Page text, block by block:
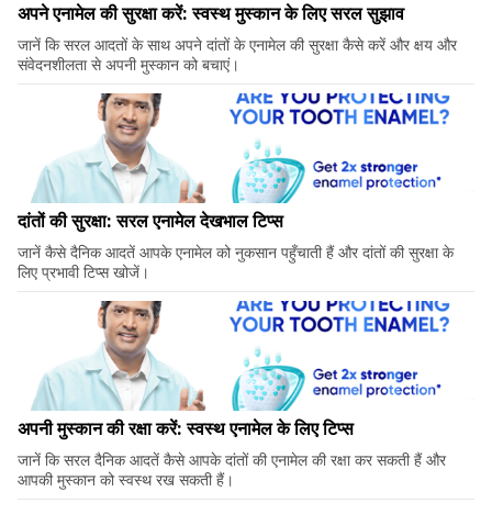
अपने एनामेल की सुरक्षा करें: स्वस्थ मुस्कान के लिए सरल सुझाव
जानें कि सरल आदतों के साथ अपने दांतों के एनामेल की सुरक्षा कैसे करें और क्षय और
संवेदनशीलता से अपनी मुस्कान को बचाएं।
दांतों की सुरक्षा: सरल एनामेल देखभाल टिप्स
जानें कैसे दैनिक आदतें आपके एनामेल को नुकसान पहुँचाती हैं और दांतों की सुरक्षा के
लिए प्रभावी टिप्स खोजें।
अपनी मुस्कान की रक्षा करें: स्वस्थ एनामेल के लिए टिप्स
जानें कि सरल दैनिक आदतें कैसे आपके दांतों की एनामेल की रक्षा कर सकती हैं और
आपकी मुस्कान को स्वस्थ रख सकती हैं।